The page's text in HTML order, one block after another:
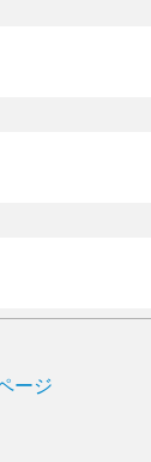
ージ